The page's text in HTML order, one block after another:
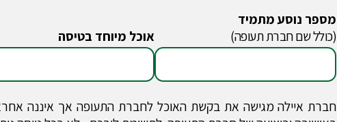
מספר נוסע מתמיד
(כולל שם חברת תעופה)
אוכל מיוחד בטיסה
חברת איילה מגישה את בקשת האוכל לחברת התעופה אך איננה